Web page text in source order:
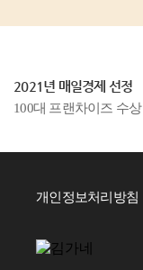
2021년 매일경제 선정
100대 프랜차이즈 수상
개인정보처리방침